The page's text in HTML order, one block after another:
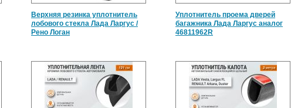
Верхняя резинка уплотнитель
лобового стекла Лада Ларгус /
Рено Логан
Уплотнитель проема дверей
багажника Лада Ларгус аналог
46811962R